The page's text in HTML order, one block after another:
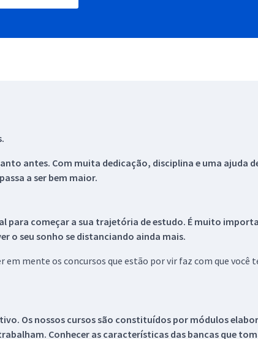
antes. Com muita dedicação, disciplina e uma ajuda
a ser bem maior.
para começar a sua trajetória de estudo. É muito
o seu sonho se distanciando ainda mais.
mente os concursos que estão por vir faz com que você
Os nossos cursos são constituídos por módulos
Conhecer as características das bancas que